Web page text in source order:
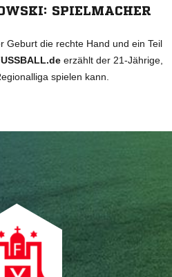
SPIELMACHER
Geburt die rechte Hand und ein Teil
erzählt der 21-Jährige,
spielen kann.